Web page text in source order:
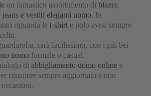
un fantastico assortimento di blazer,
e vestiti eleganti uomo. In
riguarda le t-shirt e polo avrai sempre
sarà facilissimo, con i più bei
uomo formale o casual.
di abbigliamento uomo online e
rimanere sempre aggiornato e non